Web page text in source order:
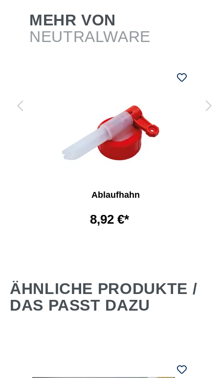
MEHR VON
NEUTRALWARE
Ablaufhahn
8,92 €*
ÄHNLICHE PRODUKTE /
DAS PASST DAZU